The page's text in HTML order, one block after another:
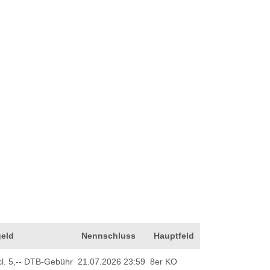
Nennschluss Hauptfeld
5,-- DTB-Gebühr 21.07.2026 23:59 8er KO